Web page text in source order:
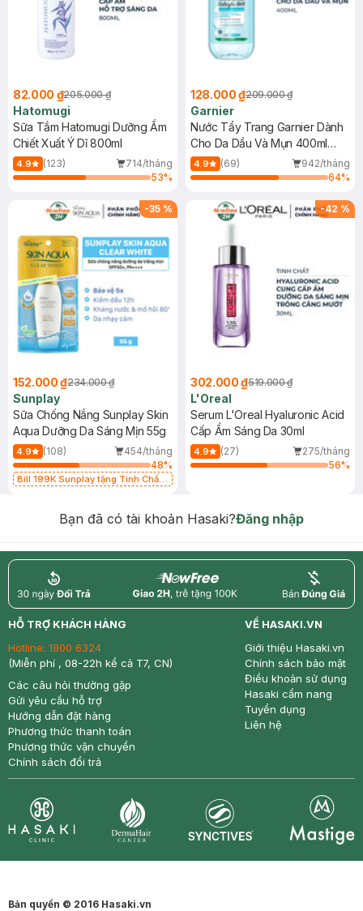
82.000 ₫205.000 ₫
Hatomugi
Sữa Tắm Hatomugi Dưỡng Ẩm
Chiết Xuất Ý Dĩ 800ml
4.9 (123)
714/tháng
53%
128.000 ₫209.000 ₫
Garnier
Nước Tẩy Trang Garnier Dành
Cho Da Dầu Và Mụn 400ml
(Mới)
4.9 (69)
942/tháng
64%
-35 %
152.000 ₫234.000 ₫
Sunplay
Sữa Chống Nắng Sunplay Skin
Aqua Dưỡng Da Sáng Mịn 55g
4.9 (108)
454/tháng
48%
Bill 199K Sunplay tặng Tinh Chất
-42 %
302.000 ₫519.000 ₫
L'Oreal
Serum L'Oreal Hyaluronic Acid
Cấp Ẩm Sáng Da 30ml
4.9 (27)
275/tháng
56%
Bạn đã có tài khoản Hasaki?Đăng nhập
return nowfree price
HỖ TRỢ KHÁCH HÀNG
Hotline: 1800 6324
(Miễn phí , 08-22h kể cả T7, CN)
Các câu hỏi thường gặp
Gửi yêu cầu hỗ trợ
Hướng dẫn đặt hàng
Phương thức thanh toán
Phương thức vận chuyển
Chính sách đổi trả
VỀ HASAKI.VN
Giới thiệu Hasaki.vn
Chính sách bảo mật
Điều khoản sử dụng
Hasaki cẩm nang
Tuyển dụng
Liên hệ
Bản quyền © 2016 Hasaki.vn